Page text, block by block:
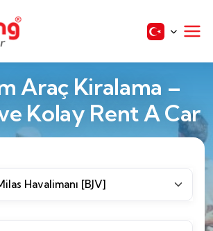
Araç Kiralama –
Kolay Rent A Car
Havalimanı [BJV]